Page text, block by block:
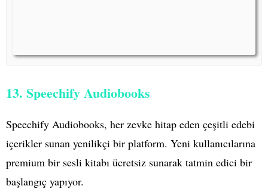
13. Speechify Audiobooks
Speechify Audiobooks, her zevke hitap eden çeşitli edebi
içerikler sunan yenilikçi bir platform. Yeni kullanıcılarına
premium bir sesli kitabı ücretsiz sunarak tatmin edici bir
başlangıç yapıyor.